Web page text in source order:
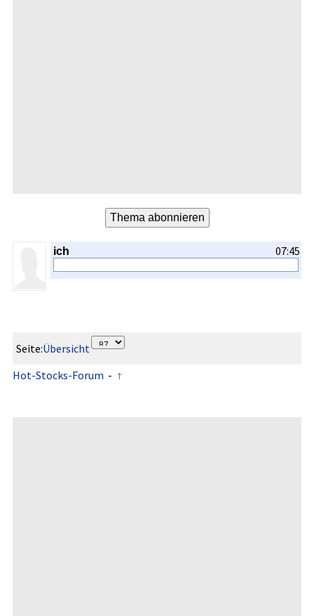
ich 07:45
Seite:Übersicht
Hot-Stocks-Forum -